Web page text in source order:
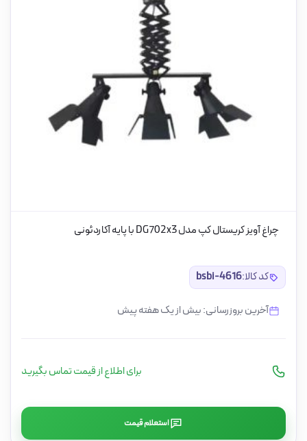
چراغ آویز کریستال کپ مدل DG702x3 با پایه آکاردئونی
کد کالا:bsbi-4616
آخرین بروزرسانی: بیش از یک هفته پیش
برای اطلاع از قیمت تماس بگیرید
استعلام قیمت